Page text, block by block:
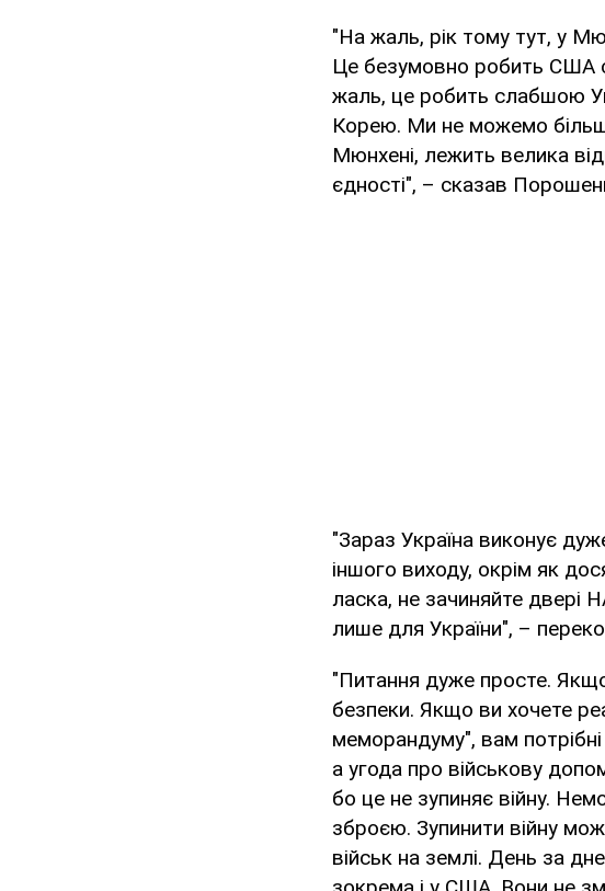
"На жаль, рік тому тут, у
Це безумовно робить США
жаль, це робить слабшою
Корею. Ми не можемо
Мюнхені, лежить велика
єдності", – сказав
"Зараз Україна виконує
іншого виходу, окрім як
ласка, не зачиняйте двері
лише для України", –
"Питання дуже просте. Якщо
безпеки. Якщо ви хочете
меморандуму", вам
а угода про військову
бо це не зупиняє війну.
зброєю. Зупинити війну
військ на землі. День за